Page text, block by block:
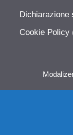
Dichiarazione
Cookie Policy